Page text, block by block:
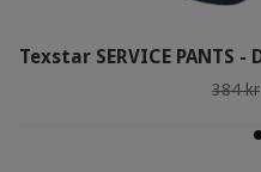
Texstar SERVICE PANTS
384 kr